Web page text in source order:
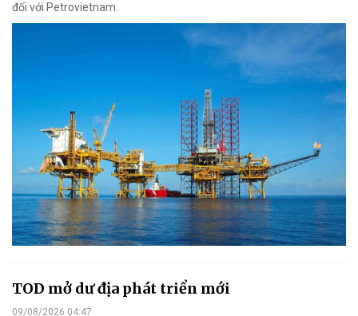
đối với Petrovietnam.
TOD mở dư địa phát triển mới
09/08/2026 04:47